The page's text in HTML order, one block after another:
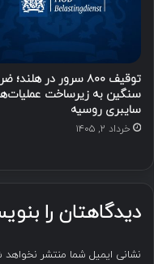
توقیف ۸۰۰ سرور در هلند؛
سنگین به زیرساخت
سایبری روسیه
خرداد ۲, ۱۴۰۵
دیدگاهتان را
نشانی ایمیل شما منتشر نخواهد